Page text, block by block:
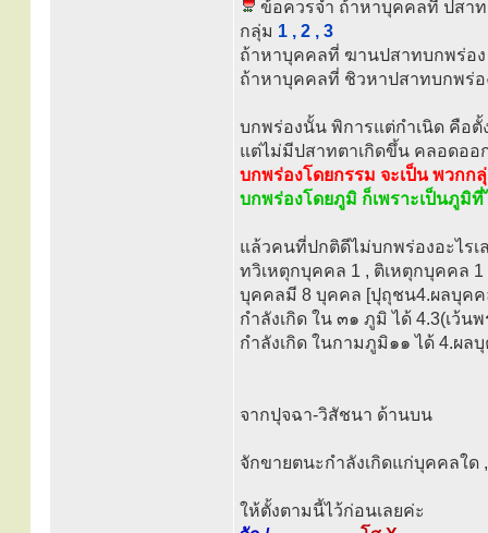
ข้อควรจำ ถ้าหาบุคคลที่ ปสา
กลุ่ม 1 , 2 , 3
ถ้าหาบุคคลที่ ฆานปสาทบกพร่อ
ถ้าหาบุคคลที่ ชิวหาปสาทบกพร่อ
บกพร่องนั้น พิการแต่กำเนิด คือตั้
แต่ไม่มีปสาทตาเกิดขึ้น คลอดออ
บกพร่องโดยกรรม จะเป็น พวกก
บกพร่องโดยภูมิ ก็เพราะเป็นภูมิ
แล้วคนที่ปกติดีไม่บกพร่องอะไร
ทวิเหตุกบุคคล 1 , ติเหตุกบุคคล
บุคคลมี 8 บุคคล [ปุถุชน4.ผลบุคค
กำลังเกิด ใน ๓๑ ภูมิ ได้ 4.3(เว้น
กำลังเกิด ในกามภูมิ๑๑ ได้ 4.ผล
จากปุจฉา-วิสัชนา ด้านบน
จักขายตนะกำลังเกิดแก่บุคคลใ
ให้ตั้งตามนี้ไว้ก่อนเลยค่ะ